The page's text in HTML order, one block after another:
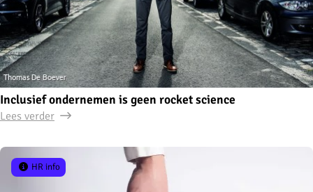
Inclusief ondernemen is geen rocket science
Lees verder
HR info